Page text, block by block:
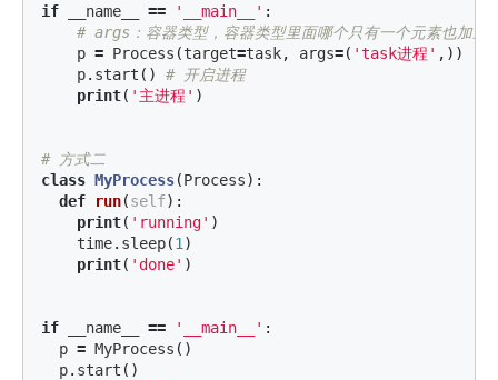
if __name__ == '__main__' :
p = Process (target=task, args=( 'task进程' ,))
p. start ()
print( '主进程' )
class MyProcess(Process):
def
run(self):
print( 'running' )
time. sleep(1 )
print( 'done' )
if __name__ == '__main__' :
p = MyProcess ()
p. start ()